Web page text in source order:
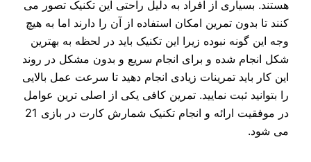
هستند. بسیاری از افراد به دلیل راحتی این تکنیک تصور می
کنند تا بدون تمرین امکان استفاده از آن را دارند اما به هیچ
وجه این گونه نبوده زیرا این تکنیک باید در لحظه به بهترین
شکل انجام شده و برای انجام سریع و بدون مشکل در روند
این کار باید تمرینات زیادی انجام دهید تا سرعت عمل بالایی
را بتوانید ثبت نمایید. تمرین کافی یکی از اصلی ترین عوامل
در موفقیت ارائه و انجام تکنیک شمارش کارت در بازی 21
می شود.